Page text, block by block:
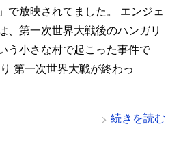
で放映されてました。 エンジェ
、第一次世界大戦後のハンガリ
う小さな村で起こった事件で
第一次世界大戦が終わっ
続きを読む